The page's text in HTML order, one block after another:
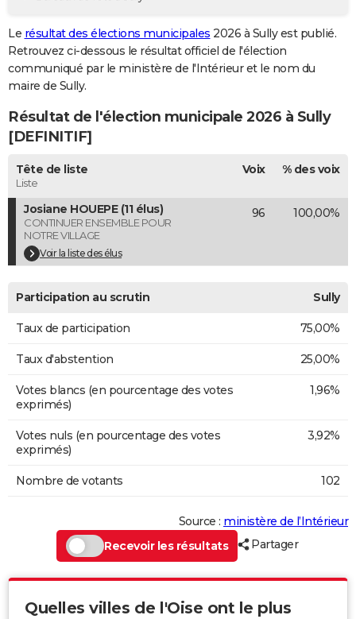
GUIDES D'ACHAT
BONS PLANS
CARTE DE VOEUX
Carte de Noël
Carte Bonne année
Carte Saint-Valentin
Carte Pâques
Carte d'anniversaire
DICTIONNAIRE
Dictionnaire
Biographies
Citations
Expressions
Proverbes
PROGRAMME TV
COPAINS D'AVANT
S'inscrire
Se connecter
Lycées
Collèges
Primaires
Universités
Entreprises
Service militaire
Avis de recherche
AVIS DE DÉCÈS
Bricolage
Lifestyle
Culture
Sport
Auto
Television
Voyage
Cinema
Le résultat des élections municipales 2026 à Sully est publié.
Retrouvez ci-dessous le résultat officiel de l'élection
communiqué par le ministère de l'Intérieur et le nom du
maire de Sully.
Résultat de l'élection municipale 2026 à Sully
[DEFINITIF]
Tête de liste
Liste
Voix % des voix
Josiane HOUEPE (11 élus)
CONTINUER ENSEMBLE POUR
NOTRE VILLAGE
Voir la liste des élus
96 100,00%
Participation au scrutin Sully
Taux de participation 75,00%
Taux d'abstention 25,00%
Votes blancs (en pourcentage des votes
exprimés)
1,96%
Votes nuls (en pourcentage des votes
exprimés)
3,92%
Nombre de votants 102
Source : ministère de l’Intérieur
Recevoir les résultats
Partager
Quelles villes de l'Oise ont le plus